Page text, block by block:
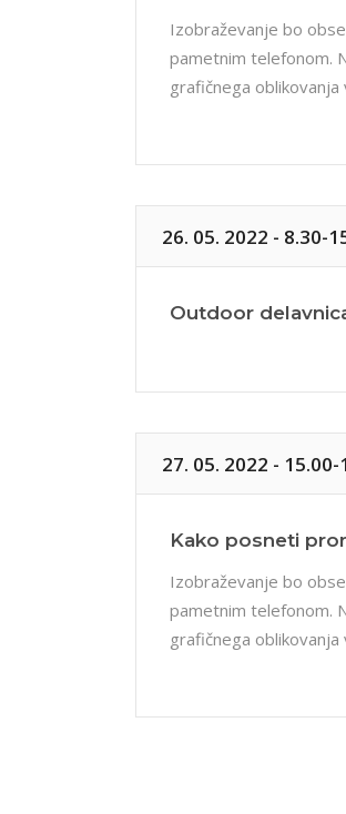
Izobraževanje bo
pametnim telefonom.
grafičnega
26. 05. 2022 - 8.30-
Outdoor
27. 05. 2022 -
Kako posneti
Izobraževanje bo
pametnim telefonom.
grafičnega